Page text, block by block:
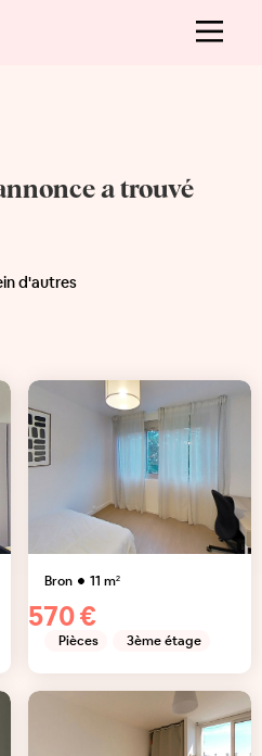
a trouvé
d'autres
Bron 11 m²
570 €
Pièces 3ème étage